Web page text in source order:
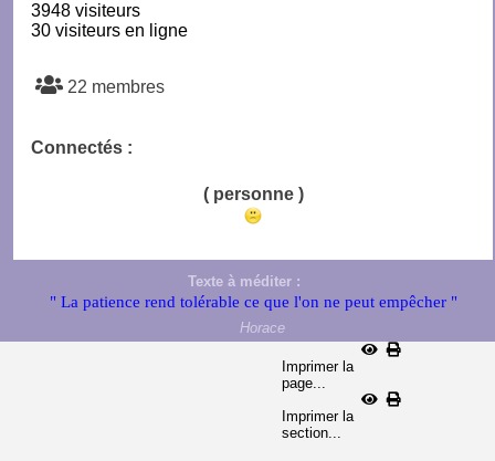
3948 visiteurs
30 visiteurs en ligne
22 membres
Connectés :
( personne )
Texte à méditer :
" La patience rend tolérable ce que l'on ne peut empêcher "
Horace
Imprimer la
page...
Imprimer la
section...